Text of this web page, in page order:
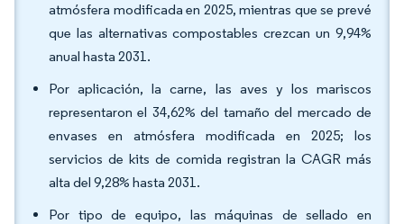
atmósfera modificada en 2025, mientras que se prevé
que las alternativas compostables crezcan un 9,94%
anual hasta 2031.
Por aplicación, la carne, las aves y los mariscos
representaron el 34,62% del tamaño del mercado de
envases en atmósfera modificada en 2025; los
servicios de kits de comida registran la CAGR más
alta del 9,28% hasta 2031.
Por tipo de equipo, las máquinas de sellado en